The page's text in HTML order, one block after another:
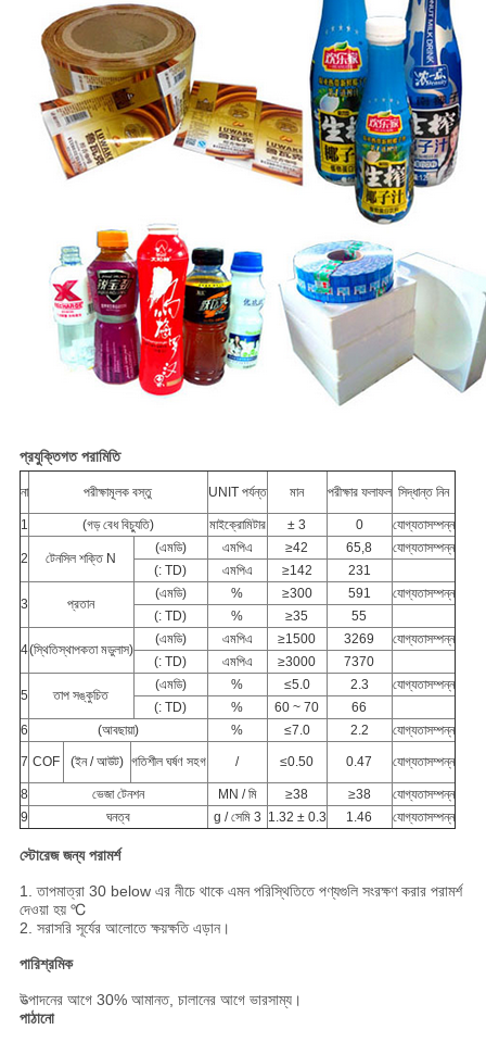
প্রযুক্তিগত পরামিতি
না পরীক্ষামূলক বস্তু UNIT পর্যন্ত মান পরীক্ষার ফলাফল সিদ্ধান্ত নিন
1 (গড় বেধ বিচ্যুতি) মাইক্রোমিটার ± 3 0 যোগ্যতাসম্পন্ন
2 টেনসিল শক্তি N
(এমডি) এমপিএ ≥42 65,8
যোগ্যতাসম্পন্ন
(: TD)
এমপিএ ≥142 231
3 প্রতান
(এমডি) % ≥300 591
যোগ্যতাসম্পন্ন
(: TD)
% ≥35 55
4(স্থিতিস্থাপকতা মডুলাস)
(এমডি) এমপিএ ≥1500 3269
যোগ্যতাসম্পন্ন
(: TD)
এমপিএ ≥3000 7370
5 তাপ সঙ্কুচিত
(এমডি) % ≤5.0 2.3
যোগ্যতাসম্পন্ন
(: TD)
% 60 ~ 70
66
6
(আবছায়া) % ≤7.0 2.2 যোগ্যতাসম্পন্ন
7 COF (ইন / আউট) গতিশীল ঘর্ষণ সহগ / ≤0.50 0.47 যোগ্যতাসম্পন্ন
8 ভেজা টেনশন MN / মি ≥38 ≥38
যোগ্যতাসম্পন্ন
9
ঘনত্ব g / সেমি 3 1.32 ± 0.3 1.46 যোগ্যতাসম্পন্ন
স্টোরেজ জন্য পরামর্শ
1. তাপমাত্রা 30 below এর নীচে থাকে এমন পরিস্থিতিতে পণ্যগুলি সংরক্ষণ করার পরামর্শ
দেওয়া হয় ℃
2. সরাসরি সূর্যের আলোতে ক্ষয়ক্ষতি এড়ান।
পারিশ্রমিক
উত্পাদনের আগে 30% আমানত, চালানের আগে ভারসাম্য।
পাঠানো